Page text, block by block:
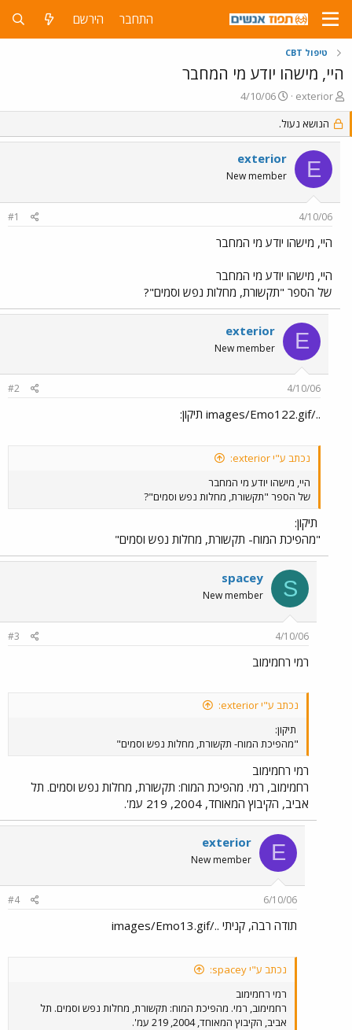
התחבר הירשם
טיפול CBT
היי, מישהו יודע מי המחבר
פ
ו
ת
ח
נ
exterior
פ
ו
ס
ם
ב
ת
ך
4/10/06
הנושא נעול.
E
exterior
New member
4/10/06
#1
היי, מישהו יודע מי המחבר
היי, מישהו יודע מי המחבר
של הספר "תקשורת, מחלות נפש וסמים"?
E
exterior
New member
4/10/06
#2
../images/Emo122.gif תיקון:
נכתב ע"י exterior:
היי, מישהו יודע מי המחבר
של הספר "תקשורת, מחלות נפש וסמים"?
תיקון:
"מהפיכת המוח- תקשורת, מחלות נפש וסמים"
S
spacey
New member
4/10/06
#3
רמי רחמימוב
נכתב ע"י exterior:
תיקון:
"מהפיכת המוח- תקשורת, מחלות נפש וסמים"
רמי רחמימוב
רחמימוב, רמי. מהפיכת המוח: תקשורת, מחלות נפש וסמים. תל
אביב, הקיבוץ המאוחד, 2004, 219 עמ'.
E
exterior
New member
6/10/06
#4
תודה רבה, קניתי ../images/Emo13.gif
נכתב ע"י spacey:
רמי רחמימוב
רחמימוב, רמי. מהפיכת המוח: תקשורת, מחלות נפש וסמים. תל
אביב, הקיבוץ המאוחד, 2004, 219 עמ'.